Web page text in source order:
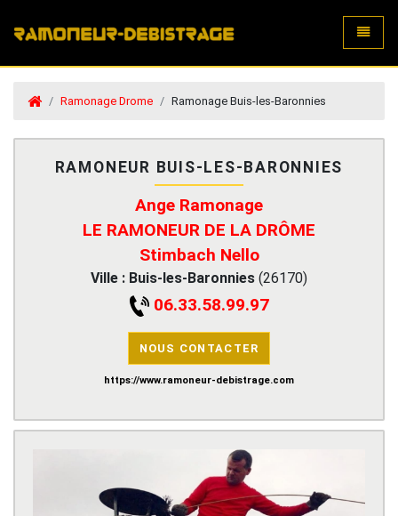
Ramonage Drome Ramonage Buis-les-Baronnies
RAMONEUR BUIS-LES-BARONNIES
Ange Ramonage
LE RAMONEUR DE LA DRÔME
Stimbach Nello
Ville : Buis-les-Baronnies (26170)
06.33.58.99.97
NOUS CONTACTER
https://www.ramoneur-debistrage.com